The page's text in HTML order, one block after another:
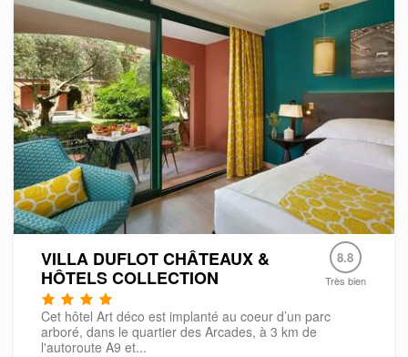
VILLA DUFLOT CHÂTEAUX &
HÔTELS COLLECTION
8.8
Très bien
Cet hôtel Art déco est implanté au coeur d’un parc
arboré, dans le quartier des Arcades, à 3 km de
l'autoroute A9 et...